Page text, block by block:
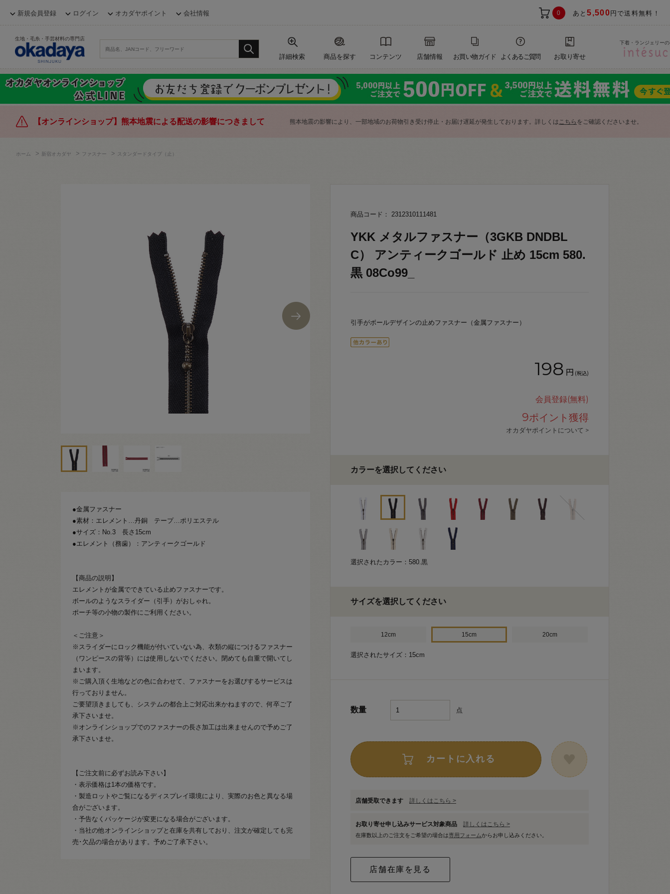
新規会員登録 ログイン オカダヤポイント 会社情報 0 あと5,500 円で送料無料！
生地・毛糸・手芸材料の専門店
詳細検索 商品を探す コンテンツ 店舗情報 お買い物ガイド よくあるご質問 お取り寄せ
下着・ランジェリー
【オンラインショップ】熊本地震による配送の影響につきまして 熊本地震の影響により、一部地域のお荷物引き受け停止・お届け遅延が発生しております。詳しくはこちら をご確認くださいませ。
ホーム > 新宿オカダヤ > ファスナー > スタンダードタイプ（止）
●金属ファスナー
●素材：エレメント…丹銅 テープ…ポリエステル
●サイズ：No.3 長さ15cm
●エレメント（務歯）：アンティークゴールド
【商品の説明】
エレメントが金属でできている止めファスナーです。
ボールのようなスライダー（引手）がおしゃれ。
ポーチ等の小物の製作にご利用ください。
＜ご注意＞
※スライダーにロック機能が付いていない為、衣類の縦につけるファスナー
（ワンピースの背等）には使用しないでください。閉めても自重で開いてし
まいます。
※ご購入頂く生地などの色に合わせて、ファスナーをお選びするサービスは
行っておりません。
ご要望頂きましても、システムの都合上ご対応出来かねますので、何卒ご了
承下さいませ。
※オンラインショップでのファスナーの長さ加工は出来ませんので予めご了
承下さいませ。
【ご注文前に必ずお読み下さい】
・表示価格は1本の価格です。
・製造ロットやご覧になるディスプレイ環境により、実際のお色と異なる場
合がございます。
・予告なくパッケージが変更になる場合がございます。
・当社の他オンラインショップと在庫を共有しており、注文が確定しても完
売･欠品の場合があります。予めご了承下さい。
商品コード： 2312310111481
YKK メタルファスナー（3GKB DNDBL
C） アンティークゴールド 止め 15cm 580.
黒 08Co99_
引手がボールデザインの止めファスナー（金属ファスナー）
198 円 (税込)
会員登録(無料)
9ポイント獲得
オカダヤポイントについて >
カラーを選択してください
選択されたカラー：580.黒
サイズを選択してください
12cm 15cm 20cm
選択されたサイズ：15cm
数量 点
カートに入れる
店舗受取できます 詳しくはこちら >
お取り寄せ申し込みサービス対象商品 詳しくはこちら >
在庫数以上のご注文をご希望の場合は専用フォームからお申し込みください。